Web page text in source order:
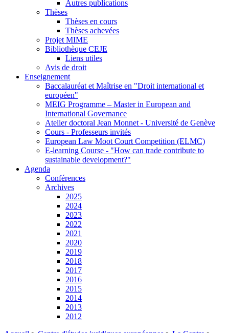
Autres publications
Thèses
Thèses en cours
Thèses achevées
Projet MIME
Bibliothèque CEJE
Liens utiles
Avis de droit
Enseignement
Baccalauréat et Maîtrise en "Droit international et
européen"
MEIG Programme – Master in European and
International Governance
Atelier doctoral Jean Monnet - Université de Genève
Cours - Professeurs invités
European Law Moot Court Competition (ELMC)
E-learning Course - "How can trade contribute to
sustainable development?"
Agenda
Conférences
Archives
2025
2024
2023
2022
2021
2020
2019
2018
2017
2016
2015
2014
2013
2012